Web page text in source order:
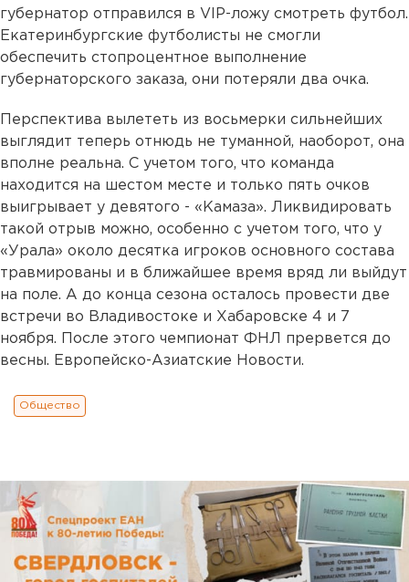
губернатор отправился в VIP-ложу смотреть футбол.
Екатеринбургские футболисты не смогли
обеспечить стопроцентное выполнение
губернаторского заказа, они потеряли два очка.
Перспектива вылететь из восьмерки сильнейших
выглядит теперь отнюдь не туманной, наоборот, она
вполне реальна. С учетом того, что команда
находится на шестом месте и только пять очков
выигрывает у девятого - «Камаза». Ликвидировать
такой отрыв можно, особенно с учетом того, что у
«Урала» около десятка игроков основного состава
травмированы и в ближайшее время вряд ли выйдут
на поле. А до конца сезона осталось провести две
встречи во Владивостоке и Хабаровске 4 и 7
ноября. После этого чемпионат ФНЛ прервется до
весны. Европейско-Азиатские Новости.
Общество